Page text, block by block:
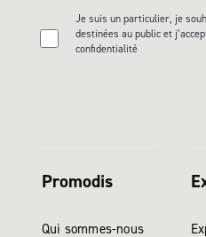
Je suis un particulier, je
destinées au public et
confidentialité
Promodis
Qui sommes-nous